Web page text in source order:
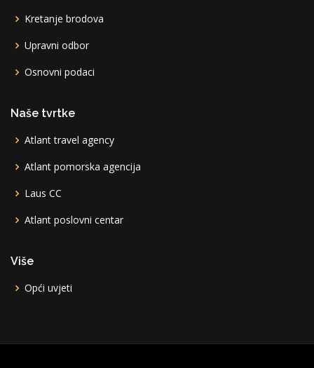
Kretanje brodova
Upravni odbor
Osnovni podaci
Naše tvrtke
Atlant travel agency
Atlant pomorska agencija
Laus CC
Atlant poslovni centar
Više
Opći uvjeti